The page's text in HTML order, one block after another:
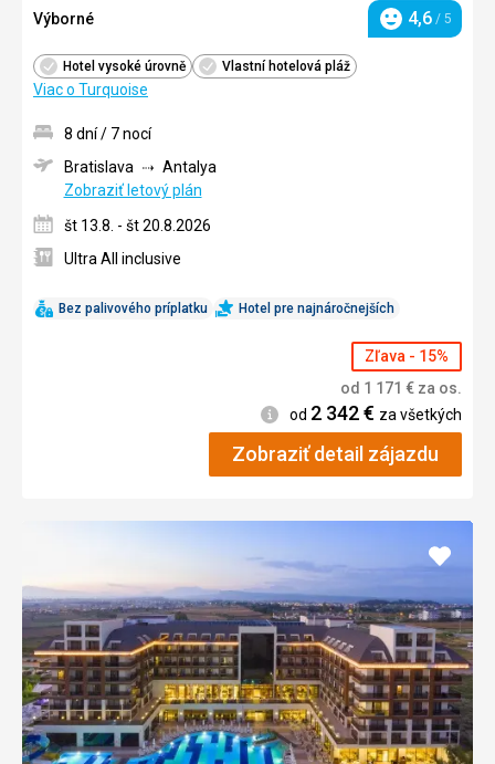
Výborné
Hodnotenie
4,6 / 5
Hotel vysoké úrovně Vlastní hotelová pláž
Viac o Turquoise
Bez palivového príplatku Hotel pre najnáročnejších
8 dní / 7 nocí
Bratislava
Antalya
Zobraziť letový plán
št 13.8. - št 20.8.2026
Ultra All inclusive
Zľava - 15%
od 1 171 € za os.
Informácie
od 2 342€ za všetkých
Zobraziť detail zájazdu
Pridať